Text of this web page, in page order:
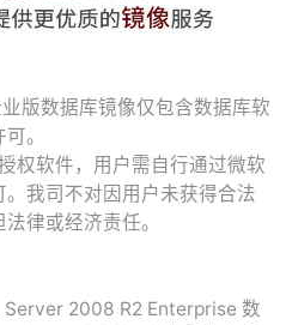
版数据库镜像仅包含数据库软
。
权软件，用户需自行通过微软
我司不对因用户未获得合法
律或经济责任。
2008 R2 Enterprise 数